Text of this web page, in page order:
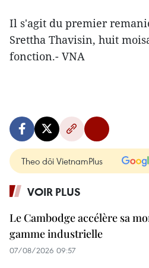
Il s'agit du premier
Srettha Thavisin, huit
fonction.- VNA
Theo dõi VietnamPlus
VOIR PLUS
Le Cambodge accélère sa
gamme industrielle
07/08/2026 09:57